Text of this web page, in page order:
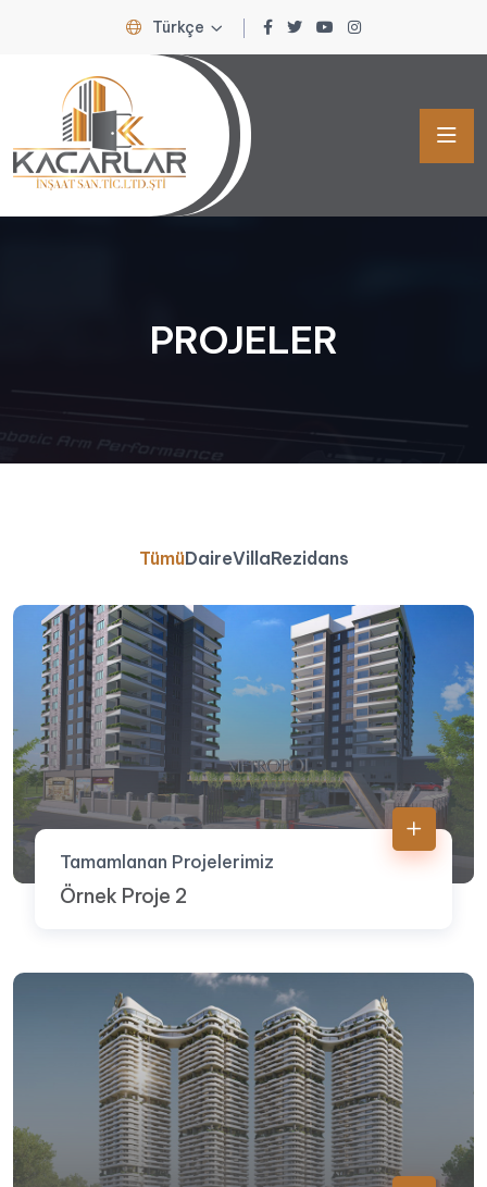
Türkçe
PROJELER
TümüDaireVillaRezidans
Tamamlanan Projelerimiz
Örnek Proje 2